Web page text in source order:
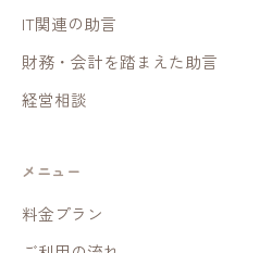
IT関連の助言
財務・会計を踏まえた助言
経営相談
メニュー
料金プラン